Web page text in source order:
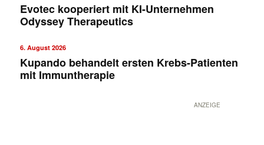
Evotec kooperiert mit KI-Unternehmen
Odyssey Therapeutics
6. August 2026
Kupando behandelt ersten Krebs-Patienten
mit Immuntherapie
ANZEIGE